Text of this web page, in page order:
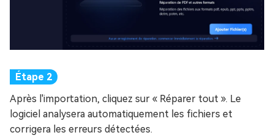
Après l'importation, cliquez sur « Réparer tout ». Le
logiciel analysera automatiquement les fichiers et
corrigera les erreurs détectées.